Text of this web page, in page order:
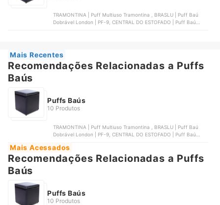
TRAMONTINA | Puff Multiuso Tramontina , BRASLU | Puff Baú
Dobrável London | PF-9, CENTRAL DO ESTOFADO | Puff Baú
Mais Recentes
Recomendações Relacionadas a Puffs
Baús
Puffs Baús
10 Produtos
TRAMONTINA | Puff Multiuso Tramontina , BRASLU | Puff Baú
Dobrável London | PF-9, CENTRAL DO ESTOFADO | Puff Baú
Puff Baú Porta Objetos, NEEW HOUSE | Puff Flex 70 Neew House
Mais Acessados
Recomendações Relacionadas a Puffs
Baús
Puffs Baús
10 Produtos